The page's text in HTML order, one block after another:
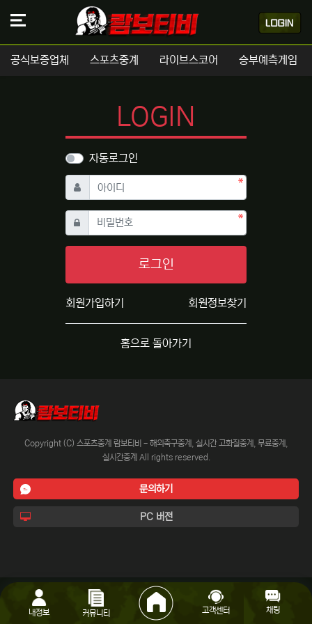
공식보증업체 스포츠중계 라이브스코어 승부예측게임
LOGIN
자동로그인
아이디 필수
비밀번호필수
로그인
회원가입하기 회원정보찾기
홈으로 돌아가기
Copyright (C) 스포츠중계 람보티비 - 해외축구중계, 실시간 고화질중계, 무료중계,
실시간중계 All rights reserved.
문의하기
PC 버전
내정보 커뮤니티 고객센터 채팅